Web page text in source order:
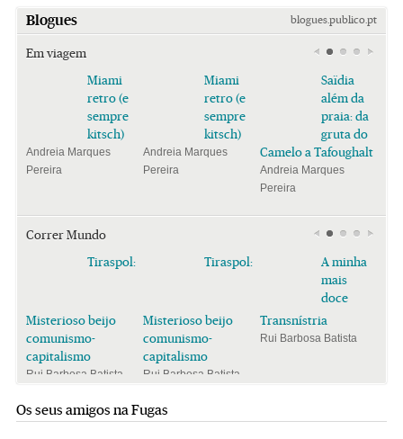
Blogues blogues.publico.pt
Em viagem
Miami
retro (e
sempre
kitsch)
Andreia Marques
Pereira
Miami
retro (e
sempre
kitsch)
Andreia Marques
Pereira
Saïdia
além da
praia: da
gruta do
Camelo a Tafoughalt
Andreia Marques
Pereira
Correr Mundo
Tiraspol:
Misterioso beijo
comunismo-
capitalismo
Rui Barbosa Batista
Tiraspol:
Misterioso beijo
comunismo-
capitalismo
Rui Barbosa Batista
A minha
mais
doce
Transnístria
Rui Barbosa Batista
Os seus amigos na Fugas